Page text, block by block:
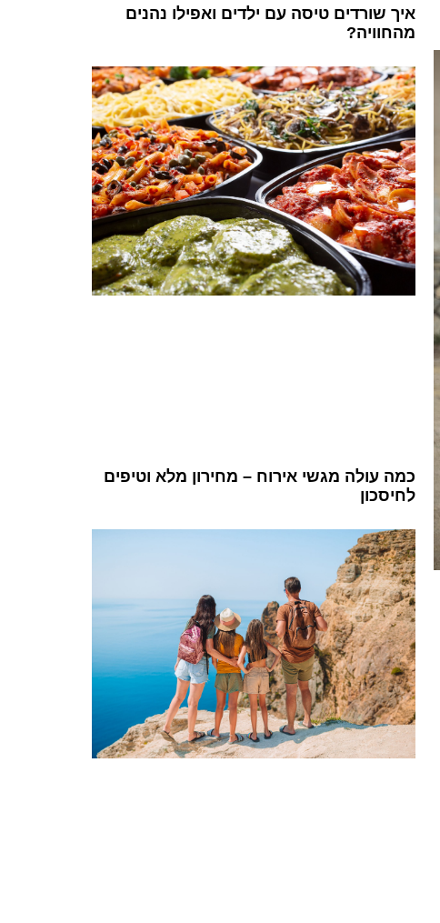
איך שורדים טיסה עם ילדים ואפילו נהנים
מהחוויה?
כמה עולה מגשי אירוח – מחירון מלא וטיפים
לחיסכון